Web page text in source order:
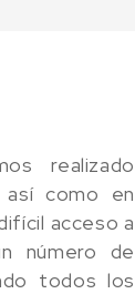
realizado
así como en
acceso a
número de
todos los